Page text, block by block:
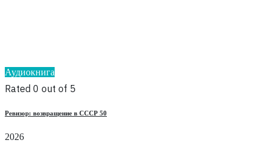
Аудиокнига
Rated 0 out of 5
Ревизор: возвращение в СССР 50
2026